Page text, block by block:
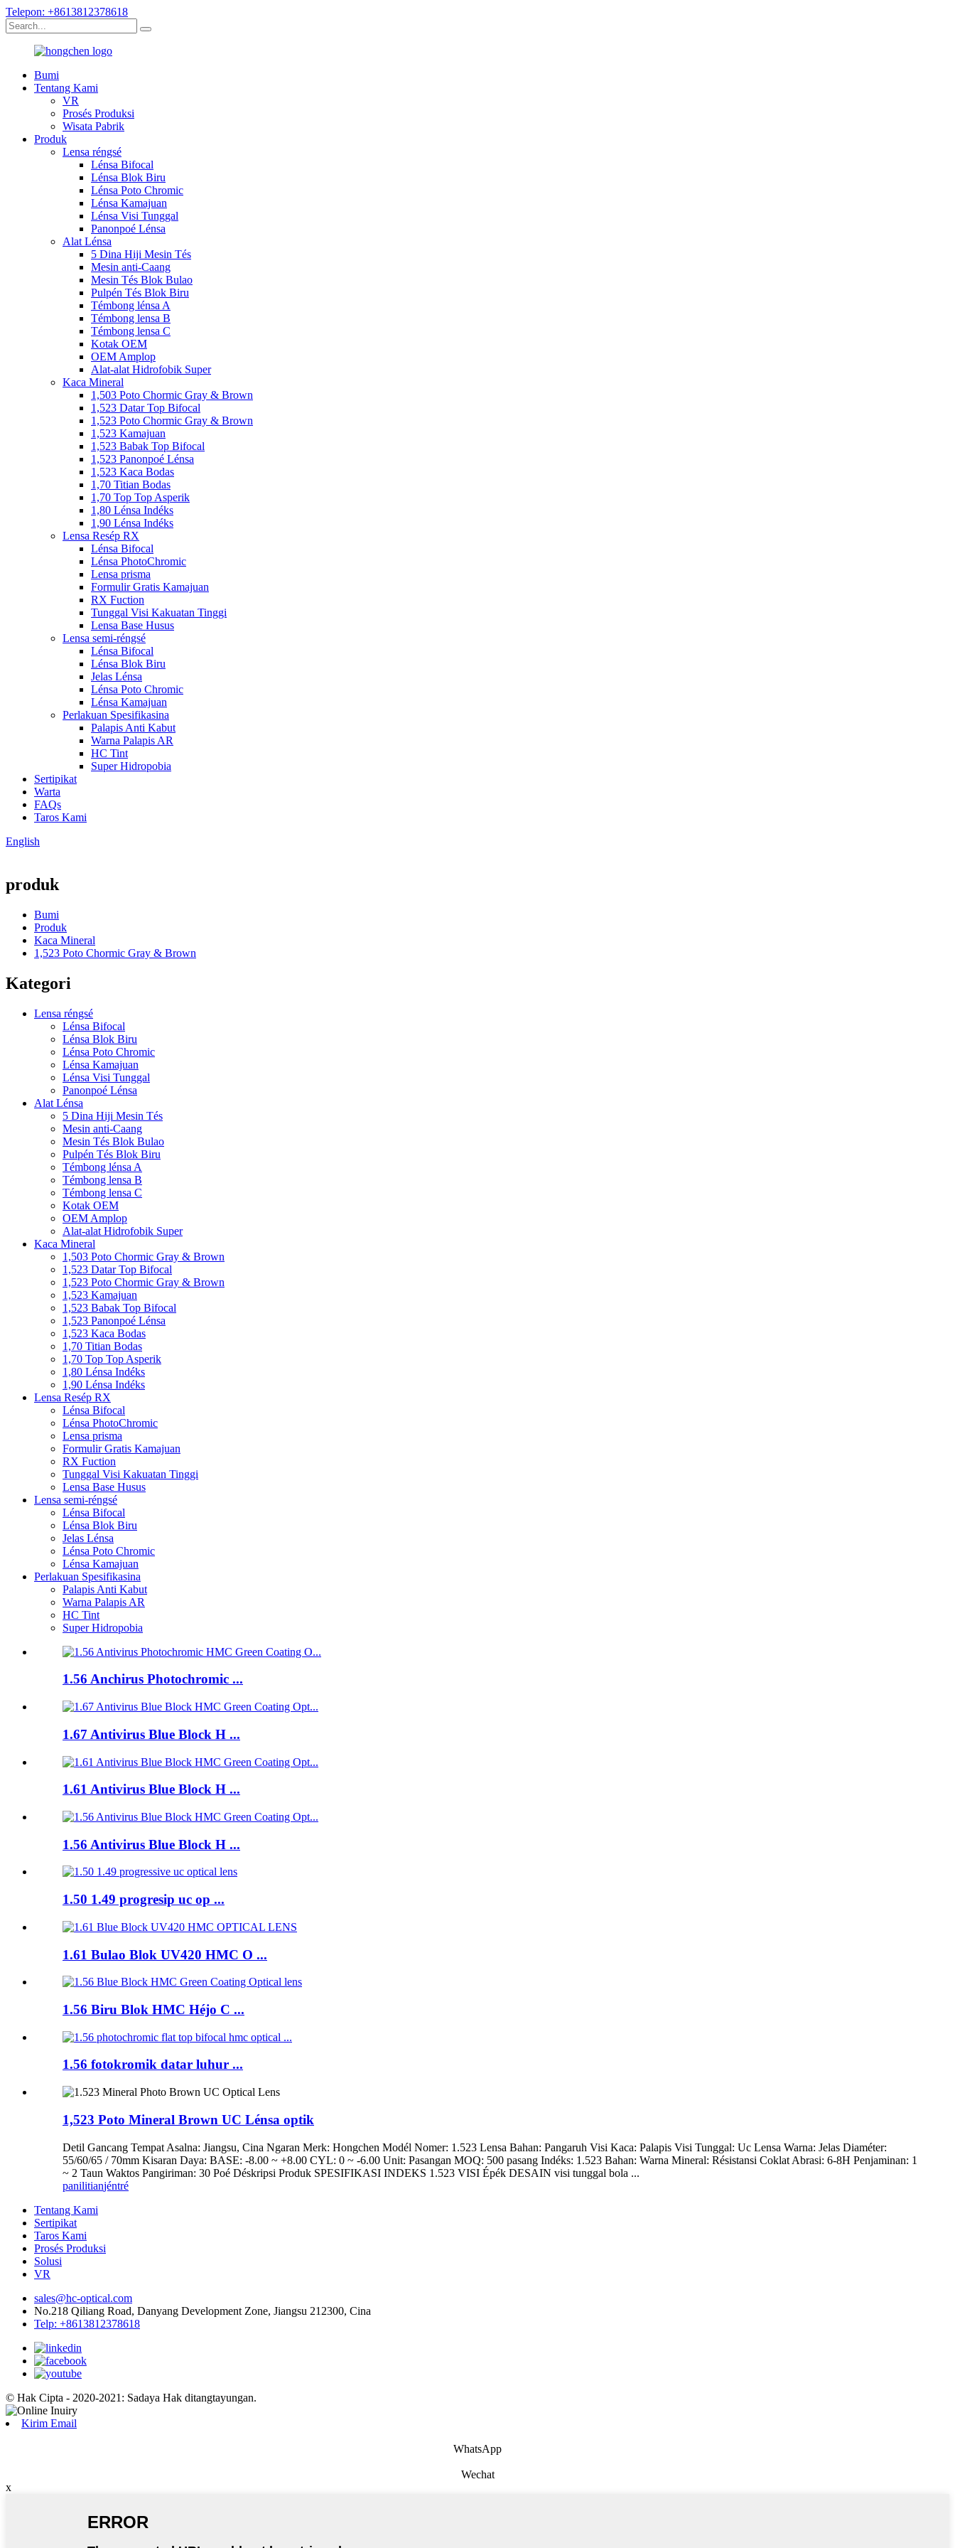
Telepon: +8613812378618
Bumi
Tentang Kami
VR
Prosés Produksi
Wisata Pabrik
Produk
Lensa réngsé
Lénsa Bifocal
Lénsa Blok Biru
Lénsa Poto Chromic
Lénsa Kamajuan
Lénsa Visi Tunggal
Panonpoé Lénsa
Alat Lénsa
5 Dina Hiji Mesin Tés
Mesin anti-Caang
Mesin Tés Blok Bulao
Pulpén Tés Blok Biru
Témbong lénsa A
Témbong lensa B
Témbong lensa C
Kotak OEM
OEM Amplop
Alat-alat Hidrofobik Super
Kaca Mineral
1,503 Poto Chormic Gray & Brown
1,523 Datar Top Bifocal
1,523 Poto Chormic Gray & Brown
1,523 Kamajuan
1,523 Babak Top Bifocal
1,523 Panonpoé Lénsa
1,523 Kaca Bodas
1,70 Titian Bodas
1,70 Top Top Asperik
1,80 Lénsa Indéks
1,90 Lénsa Indéks
Lensa Resép RX
Lénsa Bifocal
Lénsa PhotoChromic
Lensa prisma
Formulir Gratis Kamajuan
RX Fuction
Tunggal Visi Kakuatan Tinggi
Lensa Base Husus
Lensa semi-réngsé
Lénsa Bifocal
Lénsa Blok Biru
Jelas Lénsa
Lénsa Poto Chromic
Lénsa Kamajuan
Perlakuan Spesifikasina
Palapis Anti Kabut
Warna Palapis AR
HC Tint
Super Hidropobia
Sertipikat
Warta
FAQs
Taros Kami
English
produk
Bumi
Produk
Kaca Mineral
1,523 Poto Chormic Gray & Brown
Kategori
Lensa réngsé
Lénsa Bifocal
Lénsa Blok Biru
Lénsa Poto Chromic
Lénsa Kamajuan
Lénsa Visi Tunggal
Panonpoé Lénsa
Alat Lénsa
5 Dina Hiji Mesin Tés
Mesin anti-Caang
Mesin Tés Blok Bulao
Pulpén Tés Blok Biru
Témbong lénsa A
Témbong lensa B
Témbong lensa C
Kotak OEM
OEM Amplop
Alat-alat Hidrofobik Super
Kaca Mineral
1,503 Poto Chormic Gray & Brown
1,523 Datar Top Bifocal
1,523 Poto Chormic Gray & Brown
1,523 Kamajuan
1,523 Babak Top Bifocal
1,523 Panonpoé Lénsa
1,523 Kaca Bodas
1,70 Titian Bodas
1,70 Top Top Asperik
1,80 Lénsa Indéks
1,90 Lénsa Indéks
Lensa Resép RX
Lénsa Bifocal
Lénsa PhotoChromic
Lensa prisma
Formulir Gratis Kamajuan
RX Fuction
Tunggal Visi Kakuatan Tinggi
Lensa Base Husus
Lensa semi-réngsé
Lénsa Bifocal
Lénsa Blok Biru
Jelas Lénsa
Lénsa Poto Chromic
Lénsa Kamajuan
Perlakuan Spesifikasina
Palapis Anti Kabut
Warna Palapis AR
HC Tint
Super Hidropobia
1.56 Anchirus Photochromic ...
1.67 Antivirus Blue Block H ...
1.61 Antivirus Blue Block H ...
1.56 Antivirus Blue Block H ...
1.50 1.49 progresip uc op ...
1.61 Bulao Blok UV420 HMC O ...
1.56 Biru Blok HMC Héjo C ...
1.56 fotokromik datar luhur ...
1,523 Poto Mineral Brown UC Lénsa optik
Detil Gancang Tempat Asalna: Jiangsu, Cina Ngaran Merk: Hongchen Modél Nomer: 1.523 Lensa Bahan: Pangaruh Visi Kaca: Palapis Visi Tunggal: Uc Lensa Warna: Jelas Diaméter:
55/60/65 / 70mm Kisaran Daya: BASE: -8.00 ~ +8.00 CYL: 0 ~ -6.00 Unit: Pasangan MOQ: 500 pasang Indéks: 1.523 Bahan: Warna Mineral: Résistansi Coklat Abrasi: 6-8H Penjaminan: 1
~ 2 Taun Waktos Pangiriman: 30 Poé Déskripsi Produk SPESIFIKASI INDEKS 1.523 VISI Épék DESAIN visi tunggal bola ...
panilitianjéntré
Tentang Kami
Sertipikat
Taros Kami
Prosés Produksi
Solusi
VR
sales@hc-optical.com
No.218 Qiliang Road, Danyang Development Zone, Jiangsu 212300, Cina
Telp: +8613812378618
© Hak Cipta - 2020-2021: Sadaya Hak ditangtayungan.
Kirim Email
WhatsApp
Wechat
x